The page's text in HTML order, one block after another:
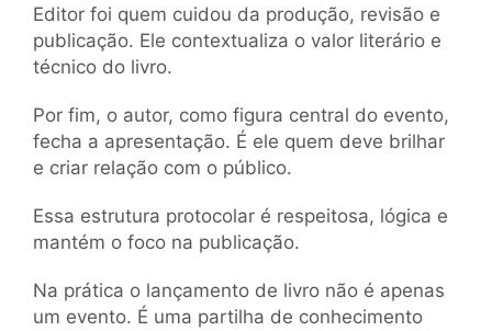
Editor foi quem cuidou da produção, revisão e
publicação. Ele contextualiza o valor literário e
técnico do livro.
Por fim, o autor, como figura central do evento,
fecha a apresentação. É ele quem deve brilhar
e criar relação com o público.
Essa estrutura protocolar é respeitosa, lógica e
mantém o foco na publicação.
Na prática o lançamento de livro não é apenas
um evento. É uma partilha de conhecimento